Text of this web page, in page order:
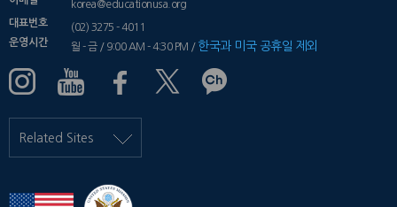
korea@educationusa.org
대표번호
(02) 3275 - 4011
운영시간
월 - 금 / 9:00 AM - 4:30 PM / 한국과 미국 공휴일 제외
Related Sites